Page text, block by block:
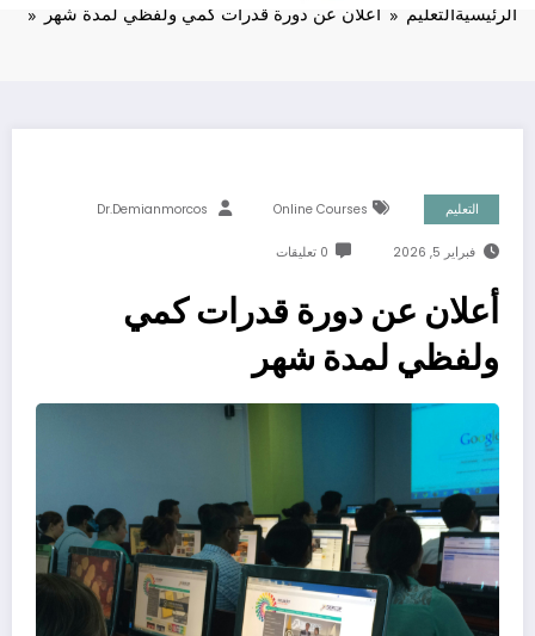
الرئيسيةالتعليم أعلان عن دورة قدرات كمي ولفظي لمدة شهر
التعليم Online Courses
Dr.demianmorcos
فبراير 5, 2026 0 تعليقات
أعلان عن دورة قدرات كمي
ولفظي لمدة شهر